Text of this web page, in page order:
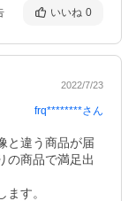
いいね 0
2022/7/23
frq********さん
と違う商品が届
の商品で満足出
す。